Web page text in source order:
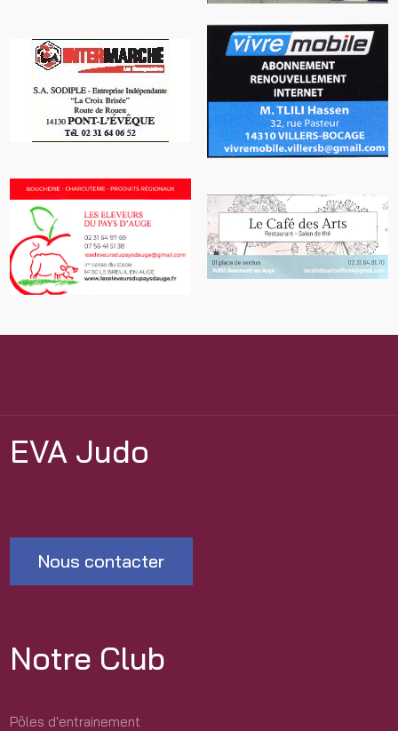
EVA Judo
Nous contacter
Notre Club
Pôles d'entrainement